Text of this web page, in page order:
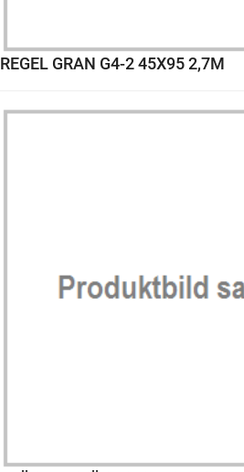
REGEL GRAN G4-2 45X95 2,7M